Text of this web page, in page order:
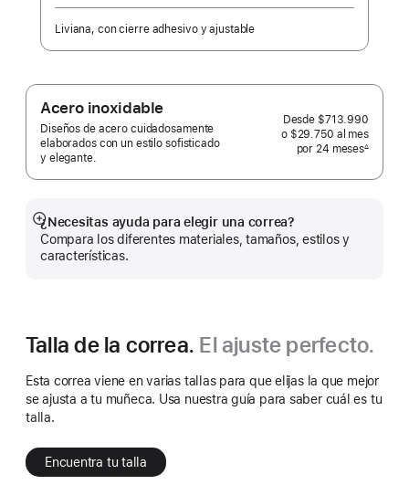
Liviana, con cierre adhesivo y ajustable
Acero inoxidable
Diseños de acero cuidadosamente
elaborados con un estilo sofisticado
y elegante.
Desde $713.990
o $29.750 al mes
por 24 mesesmeses
Nota a pie de página
∆
¿Necesitas ayuda para elegir una correa?
Compara los diferentes materiales, tamaños, estilos y
características.
Mostrar
más
Talla de la correa. El ajuste perfecto.
Esta correa viene en varias tallas para que elijas la que mejor
se ajusta a tu muñeca. Usa nuestra guía para saber cuál es tu
talla.
Encuentra tu talla